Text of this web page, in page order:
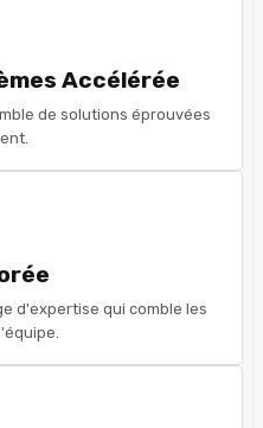
Accélérée
de solutions éprouvées
d'expertise qui comble les